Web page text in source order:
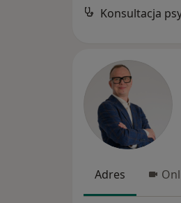
Adres